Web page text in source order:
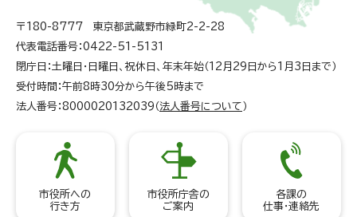
〒180-8777 東京都武蔵野市緑町2-2-28
代表電話番号：0422-51-5131
閉庁日：土曜日・日曜日、祝休日、年末年始（12月29日から1月3日まで）
受付時間：午前8時30分から午後5時まで
法人番号：8000020132039（ 法人番号について ）
市役所への
行き方
市役所庁舎の
ご案内
各課の
仕事・連絡先